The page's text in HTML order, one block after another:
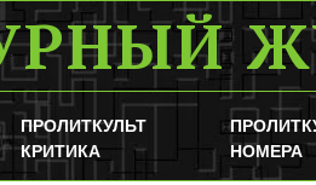
НОМЕРА
ПРОЛИТКУЛЬТ
КРИТИКА